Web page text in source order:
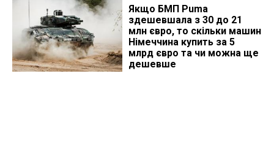
Якщо БМП Puma
здешевшала з 30 до 21
млн євро, то скільки машин
Німеччина купить за 5
млрд євро та чи можна ще
дешевше